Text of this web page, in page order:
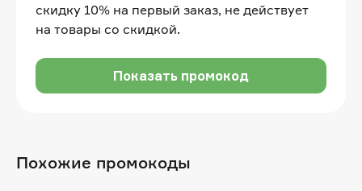
скидку 10% на первый заказ, не действует
на товары со скидкой.
Показать промокод
Похожие промокоды